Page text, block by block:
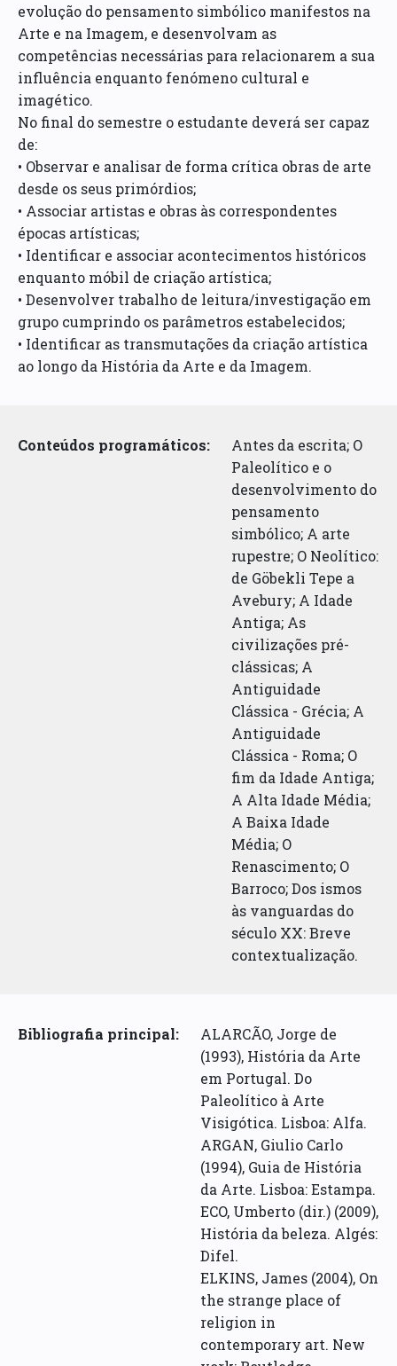
evolução do pensamento simbólico manifestos na
Arte e na Imagem, e desenvolvam as
competências necessárias para relacionarem a sua
influência enquanto fenómeno cultural e
imagético.
No final do semestre o estudante deverá ser capaz
de:
• Observar e analisar de forma crítica obras de arte
desde os seus primórdios;
• Associar artistas e obras às correspondentes
épocas artísticas;
• Identificar e associar acontecimentos históricos
enquanto móbil de criação artística;
• Desenvolver trabalho de leitura/investigação em
grupo cumprindo os parâmetros estabelecidos;
• Identificar as transmutações da criação artística
ao longo da História da Arte e da Imagem.
Conteúdos programáticos:
Antes da escrita; O
Paleolítico e o
desenvolvimento do
pensamento
simbólico; A arte
rupestre; O Neolítico:
de Göbekli Tepe a
Avebury; A Idade
Antiga; As
civilizações pré-
clássicas; A
Antiguidade
Clássica - Grécia; A
Antiguidade
Clássica - Roma; O
fim da Idade Antiga;
A Alta Idade Média;
A Baixa Idade
Média; O
Renascimento; O
Barroco; Dos ismos
às vanguardas do
século XX: Breve
contextualização.
Bibliografia principal:
ALARCÃO, Jorge de
(1993), História da Arte
em Portugal. Do
Paleolítico à Arte
Visigótica. Lisboa: Alfa.
ARGAN, Giulio Carlo
(1994), Guia de História
da Arte. Lisboa: Estampa.
ECO, Umberto (dir.) (2009),
História da beleza. Algés:
Difel.
ELKINS, James (2004), On
the strange place of
religion in
contemporary art. New